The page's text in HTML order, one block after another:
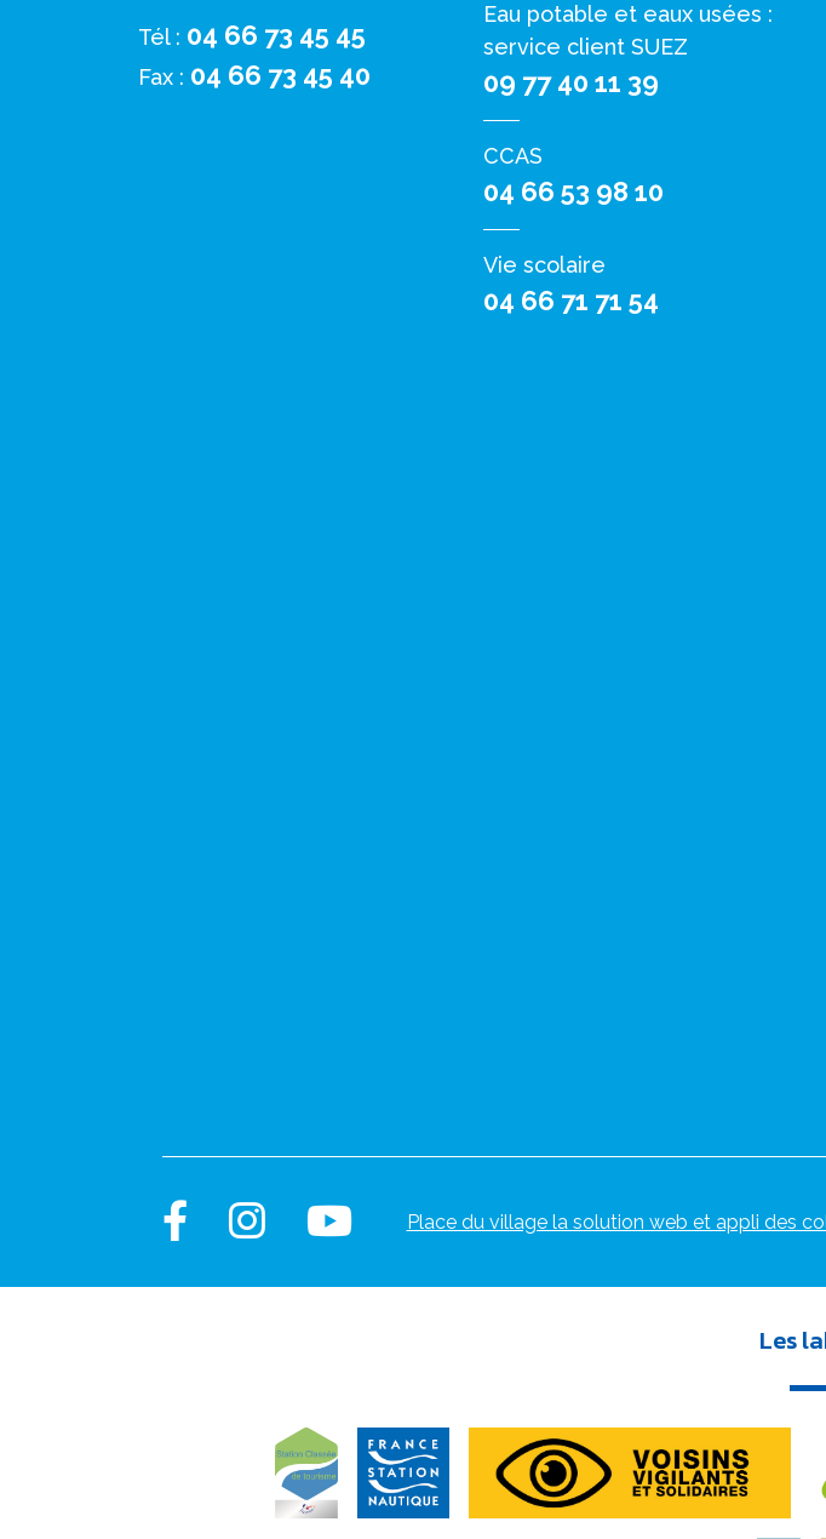
Tél : 04 66 73 45 45
Fax : 04 66 73 45 40
Eau potable et eaux usées :
service client SUEZ
09 77 40 11 39
CCAS
04 66 53 98 10
Vie scolaire
04 66 71 71 54
Place du village la solution web et appli des
Les